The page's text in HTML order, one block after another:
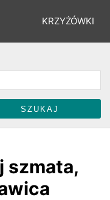
KRZYŻÓWKI
ŁAMIGŁÓWKI
szmata,